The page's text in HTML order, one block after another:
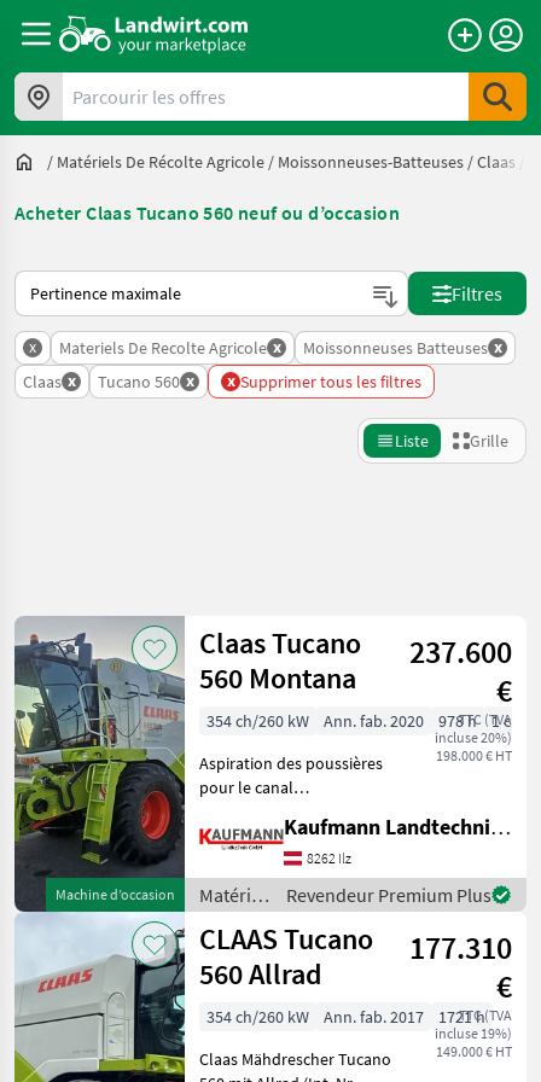
Parcourir les offres
/ Matériels De Récolte Agricole / Moissonneuses-Batteuses /Claas
Acheter Claas Tucano 560 neuf ou d’occasion
Voici comment les annonces sont triées sur Landwirt.com
Filtres
x Materiels De Recolte Agricole x Moissonneuses Batteuses x
Claas x Tucano 560 x x Supprimer tous les filtres
Liste Grille
Catégorie 5 Pays Filtres
CHEMIN
ACTUEL
matériel
agricole
Materiels
De
Recolte
Agricole
Moissonneuses
Batteuses
Claas
Tucano
CHOISIR
Réinitialiser
Afficher
résultats
Machine d’occasion
Claas Tucano
560 Montana
237.600
€
TTC (TVA
incluse 20%)
198.000 € HT
354 ch/260 kW Ann. fab. 2020 978 h
1 cm
Aspiration des poussières
pour le canal
tôle d'usure du tambour de
retournement PREMIUM
LINE, variateur de rotor
ROTO Plus, variateur à 2 vit
Kaufmann Landtechnik GmbH
8262 Ilz
Matériels
de
récolte
agricole
/ Claas
Revendeur Premium Plus
CLAAS Tucano
560 Allrad
177.310
€
TTC (TVA
incluse 19%)
149.000 € HT
354 ch/260 kW Ann. fab. 2017
1721 h
Claas Mähdrescher Tucano